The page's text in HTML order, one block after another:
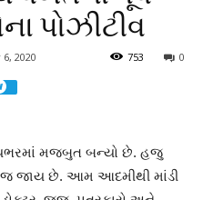
પોઝીટીવ
2020 0
753
મજબુત બન્યો છે. હજુ
જ જાય છે. આમ આદમીથી માંડી